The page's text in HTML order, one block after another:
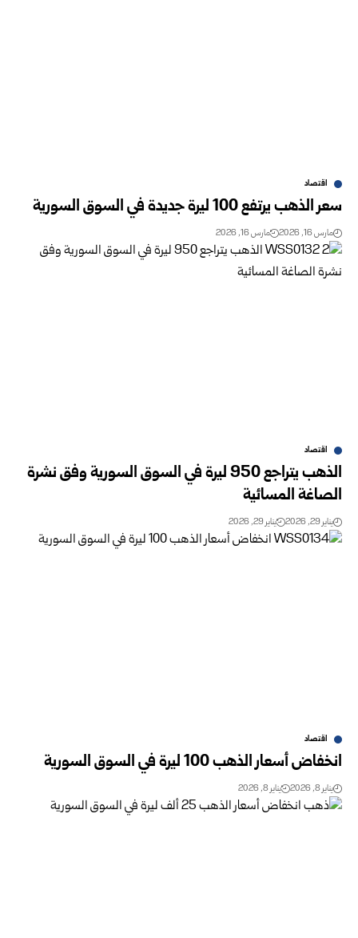
اقتصاد
سعر الذهب يرتفع 100 ليرة جديدة في السوق السورية
مارس 16, 2026 مارس 16, 2026
اقتصاد
الذهب يتراجع 950 ليرة في السوق السورية وفق نشرة
الصاغة المسائية
يناير 29, 2026 يناير 29, 2026
اقتصاد
انخفاض أسعار الذهب 100 ليرة في السوق السورية
يناير 8, 2026 يناير 8, 2026